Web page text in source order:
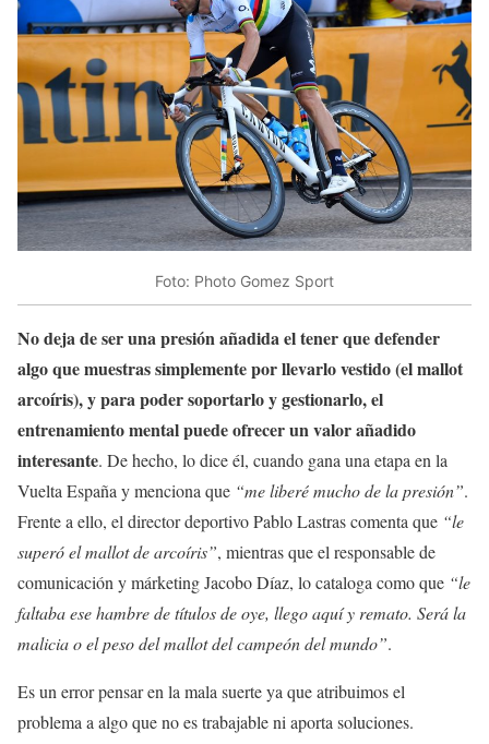
Foto: Photo Gomez Sport
No deja de ser una presión añadida el tener que defender
algo que muestras simplemente por llevarlo vestido (el mallot
arcoíris), y para poder soportarlo y gestionarlo, el
entrenamiento mental puede ofrecer un valor añadido
interesante. De hecho, lo dice él, cuando gana una etapa en la
Vuelta España y menciona que “me liberé mucho de la presión”.
Frente a ello, el director deportivo Pablo Lastras comenta que “le
superó el mallot de arcoíris”, mientras que el responsable de
comunicación y márketing Jacobo Díaz, lo cataloga como que “le
faltaba ese hambre de títulos de oye, llego aquí y remato. Será la
malicia o el peso del mallot del campeón del mundo”.
Es un error pensar en la mala suerte ya que atribuimos el
problema a algo que no es trabajable ni aporta soluciones.